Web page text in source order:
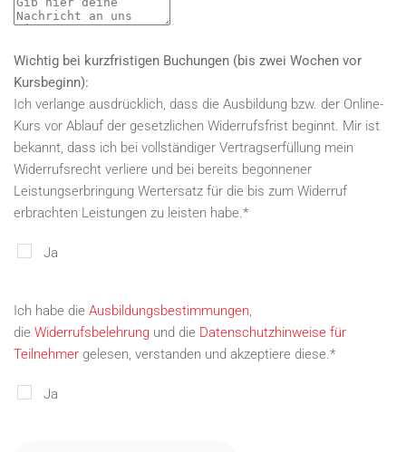
Wichtig bei kurzfristigen Buchungen (bis zwei Wochen vor
Kursbeginn):
Ich verlange ausdrücklich, dass die Ausbildung bzw. der Online-
Kurs vor Ablauf der gesetzlichen Widerrufsfrist beginnt. Mir ist
bekannt, dass ich bei vollständiger Vertragserfüllung mein
Widerrufsrecht verliere und bei bereits begonnener
Leistungserbringung Wertersatz für die bis zum Widerruf
erbrachten Leistungen zu leisten habe.*
Ja
Ich habe die Ausbildungsbestimmungen,
die Widerrufsbelehrung und die Datenschutzhinweise für
Teilnehmer gelesen, verstanden und akzeptiere diese.*
Ja